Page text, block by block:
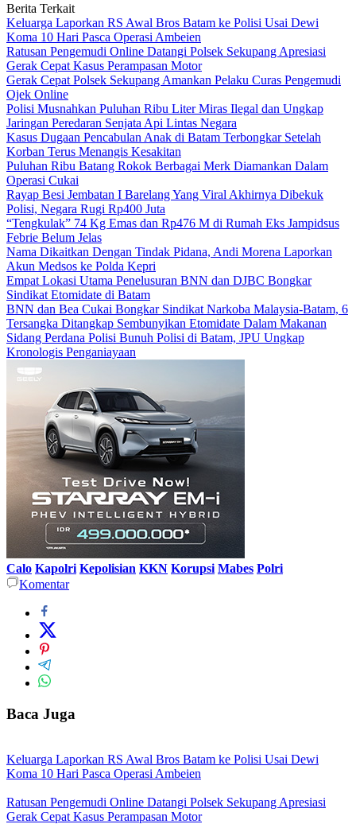
Berita Terkait
Keluarga Laporkan RS Awal Bros Batam ke Polisi Usai Dewi
Koma 10 Hari Pasca Operasi Ambeien
Ratusan Pengemudi Online Datangi Polsek Sekupang Apresiasi
Gerak Cepat Kasus Perampasan Motor
Gerak Cepat Polsek Sekupang Amankan Pelaku Curas Pengemudi
Ojek Online
Polisi Musnahkan Puluhan Ribu Liter Miras Ilegal dan Ungkap
Jaringan Peredaran Senjata Api Lintas Negara
Kasus Dugaan Pencabulan Anak di Batam Terbongkar Setelah
Korban Terus Menangis Kesakitan
Puluhan Ribu Batang Rokok Berbagai Merk Diamankan Dalam
Operasi Cukai
Rayap Besi Jembatan I Barelang Yang Viral Akhirnya Dibekuk
Polisi, Negara Rugi Rp400 Juta
“Tengkulak” 74 Kg Emas dan Rp476 M di Rumah Eks Jampidsus
Febrie Belum Jelas
Nama Dikaitkan Dengan Tindak Pidana, Andi Morena Laporkan
Akun Medsos ke Polda Kepri
Empat Lokasi Utama Penelusuran BNN dan DJBC Bongkar
Sindikat Etomidate di Batam
BNN dan Bea Cukai Bongkar Sindikat Narkoba Malaysia-Batam, 6
Tersangka Ditangkap Sembunyikan Etomidate Dalam Makanan
Sidang Perdana Polisi Bunuh Polisi di Batam, JPU Ungkap
Kronologis Penganiayaan
Calo Kapolri Kepolisian KKN Korupsi Mabes Polri
Komentar
Baca Juga
Keluarga Laporkan RS Awal Bros Batam ke Polisi Usai Dewi
Koma 10 Hari Pasca Operasi Ambeien
Ratusan Pengemudi Online Datangi Polsek Sekupang Apresiasi
Gerak Cepat Kasus Perampasan Motor